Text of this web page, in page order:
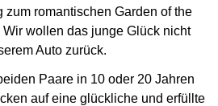
romantischen Garden of the
Wir wollen das junge Glück nicht
Auto zurück.
Paare in 10 oder 20 Jahren
auf eine glückliche und erfüllte